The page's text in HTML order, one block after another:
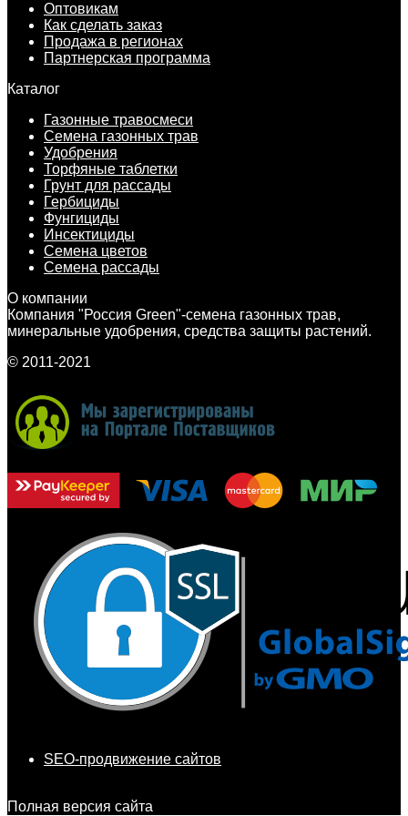
Оптовикам
Как сделать заказ
Продажа в регионах
Партнерская программа
Каталог
Газонные травосмеси
Семена газонных трав
Удобрения
Торфяные таблетки
Грунт для рассады
Гербициды
Фунгициды
Инсектициды
Семена цветов
Семена рассады
О компании
Компания "Россия Green"-семена газонных трав,
минеральные удобрения, средства защиты растений.
© 2011-2021
SEO-продвижение сайтов
Полная версия сайта